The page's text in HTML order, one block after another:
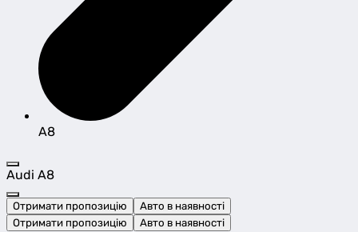
A8
Audi A8
Отримати пропозицію
Авто в наявності
Отримати пропозицію
Авто в наявності